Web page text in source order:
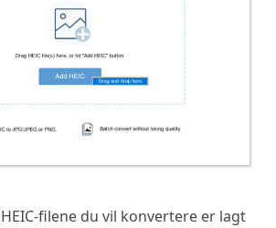
filene du vil konvertere er lagt